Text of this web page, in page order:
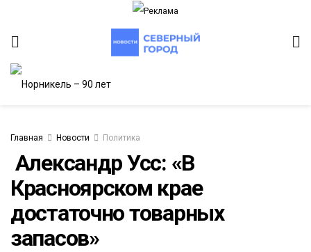
Главная Новости Политика
​ Александр Усс: «В
Красноярском крае
достаточно товарных
запасов»